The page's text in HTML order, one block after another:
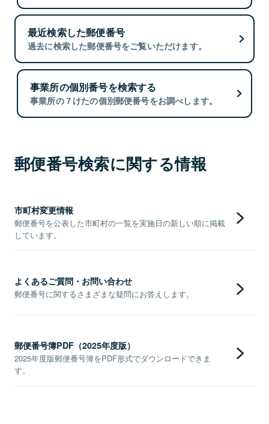
最近検索した郵便番号
過去に検索した郵便番号をご覧いただけます。
事業所の個別番号を検索する
事業所の７けたの個別郵便番号をお調べします。
郵便番号検索に関する情報
市町村変更情報
郵便番号を公表した市町村の一覧を実施日の新しい順に掲載
しています。
よくあるご質問・お問い合わせ
郵便番号に関するさまざまな疑問にお答えします。
郵便番号簿PDF（2025年度版）
2025年度版郵便番号簿をPDF形式でダウンロードできま
す。